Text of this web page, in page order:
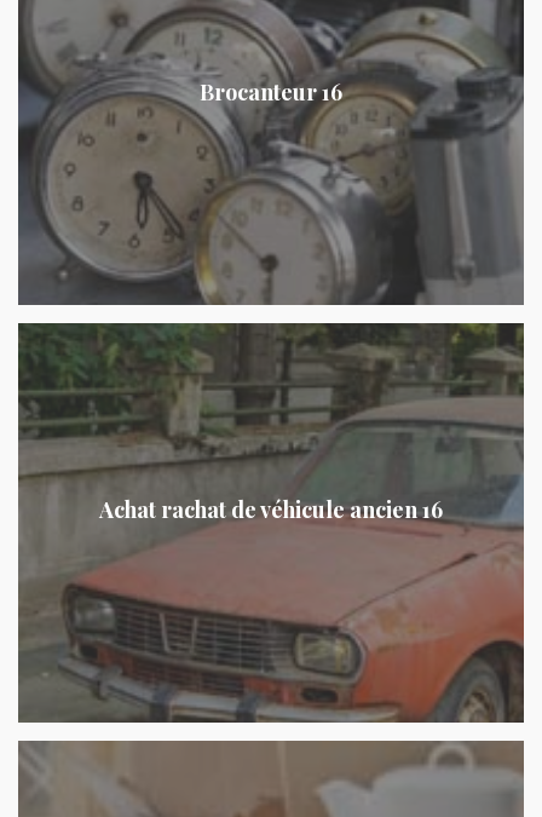
Brocanteur 16
Achat rachat de véhicule ancien 16